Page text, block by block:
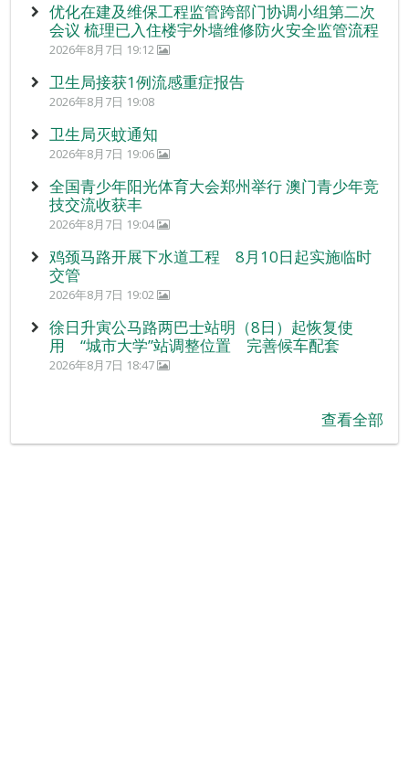
优化在建及维保工程监管跨部门协调小组第二次
会议 梳理已入住楼宇外墙维修防火安全监管流程
2026年8月7日 19:12
卫生局接获1例流感重症报告
2026年8月7日 19:08
卫生局灭蚊通知
2026年8月7日 19:06
全国青少年阳光体育大会郑州举行 澳门青少年竞
技交流收获丰
2026年8月7日 19:04
鸡颈马路开展下水道工程 8月10日起实施临时
交管
2026年8月7日 19:02
徐日升寅公马路两巴士站明（8日）起恢复使
用 “城市大学”站调整位置 完善候车配套
2026年8月7日 18:47
查看全部